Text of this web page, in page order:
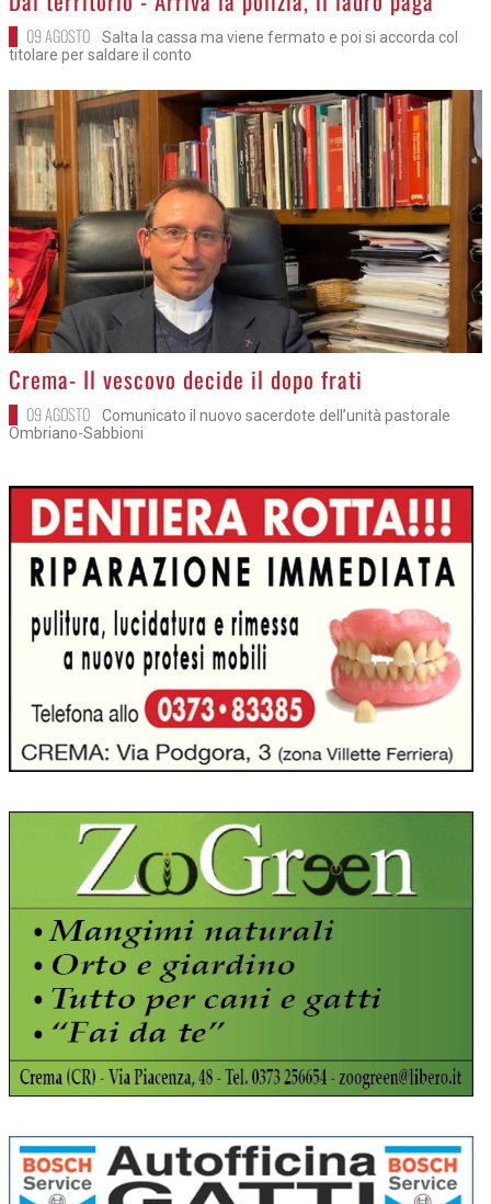
09 AGOSTO
Salta la cassa ma viene fermato e poi si accorda col
titolare per saldare il conto
>
Crema- Il vescovo decide il dopo frati
09 AGOSTO
Comunicato il nuovo sacerdote dell’unità pastorale
Ombriano-Sabbioni